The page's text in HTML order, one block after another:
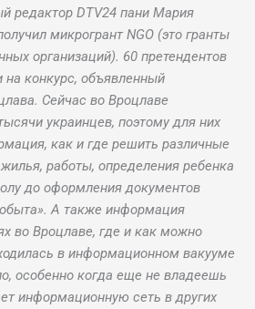
редактор DTV24 пани Мария
микрогрант NGO (это гранты
организаций). 60 претендентов
на конкурс, объявленный
Сейчас во Вроцлаве
украинцев, поэтому для них
как и где решить различные
работы, определения ребенка
до оформления документов
А также информация
во Вроцлаве, где и как можно
в информационном вакууме
особенно когда еще не владеешь
информационную сеть в других